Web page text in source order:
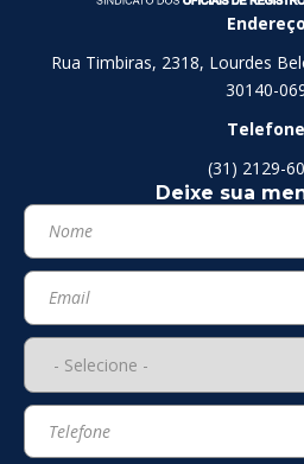
Endereço
Rua Timbiras, 2318, Lourdes
30140-
Telefone
(31) 2129-
Deixe sua